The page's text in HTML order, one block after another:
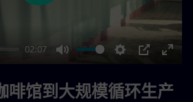
02:07
Mute
啡馆到大规模循环生产